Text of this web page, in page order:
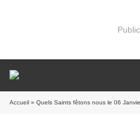
Accueil » Quels Saints fêtons nous le 06